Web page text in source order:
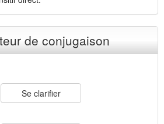
de conjugaison
Se clarifier